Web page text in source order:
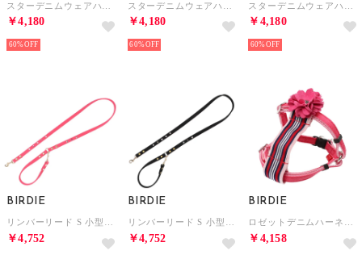
￥4,180
60%
￥4,180
60%
￥4,180
60%
BIRDIE
リンバーリード S 小型犬リード【返品不可商品】 （ピンク）
￥4,752
BIRDIE
リンバーリード S 小型犬リード【返品不可商品】 （ブラック）
￥4,752
BIRDIE
ロゼットデニムハーネス SS 小型犬用胴輪【返品不可商品】 （ピンク）
￥4,158